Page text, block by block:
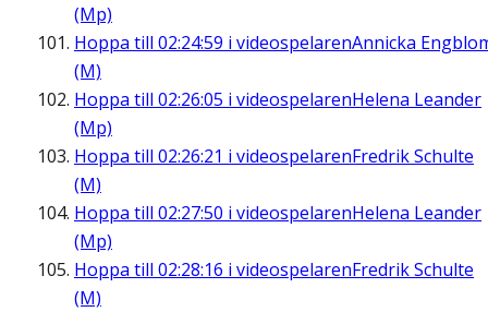
(Mp)
Hoppa till 02:24:59 i videospelarenAnnicka
(M)
Hoppa till 02:26:05 i videospelarenHelena Leander
(Mp)
Hoppa till 02:26:21 i videospelarenFredrik Schulte
(M)
Hoppa till 02:27:50 i videospelarenHelena Leander
(Mp)
Hoppa till 02:28:16 i videospelarenFredrik Schulte
(M)